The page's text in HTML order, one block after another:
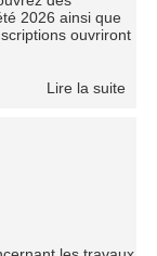
2026 ainsi que
ouvriront
Lire la suite